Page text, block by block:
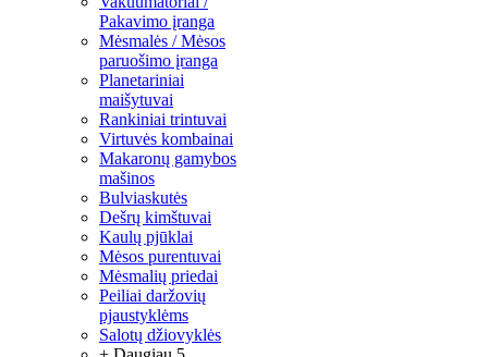
Pakavimo įranga
Mėsmalės / Mėsos
paruošimo įranga
Planetariniai
maišytuvai
Rankiniai trintuvai
Virtuvės kombainai
Makaronų gamybos
mašinos
Bulviaskutės
Dešrų kimštuvai
Kaulų pjūklai
Mėsos purentuvai
Mėsmalių priedai
Peiliai daržovių
pjaustyklėms
Salotų džiovyklės